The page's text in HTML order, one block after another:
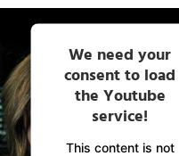
We need your
consent to load
the Youtube
service!
This content is not